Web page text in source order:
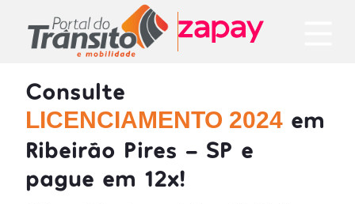
Consulte
LICENCIAMENTO 2024 em
Ribeirão Pires - SP e
pague em 12x!